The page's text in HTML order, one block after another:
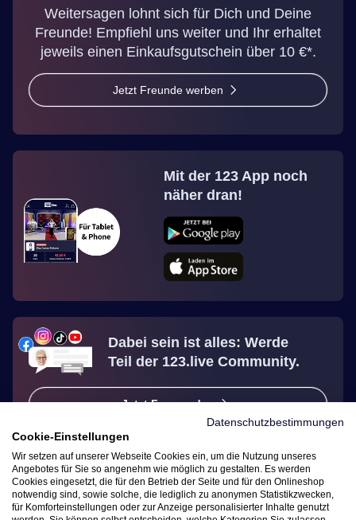
Weitersagen lohnt sich für Dich und Deine
Freunde! Empfiehl uns weiter und Ihr erhaltet
jeweils einen Einkaufsgutschein über 10 €*.
Jetzt Freunde werben
Mit der 123 App noch
näher dran!
Dabei sein ist alles: Werde
Teil der 123.live Community.
Jetzt Fan werden
Vertrag widerrufen
Datenschutzbestimmungen
Cookie-Einstellungen
Wir setzen auf unserer Webseite Cookies ein, um die Nutzung unseres
Angebotes für Sie so angenehm wie möglich zu gestalten. Es werden
Cookies eingesetzt, die für den Betrieb der Seite und für den Onlineshop
notwendig sind, sowie solche, die lediglich zu anonymen Statistikzwecken,
für Komforteinstellungen oder zur Anzeige personalisierter Inhalte genutzt